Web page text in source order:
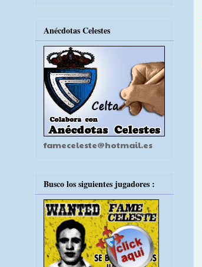
Anécdotas Celestes
fameceleste@hotmail.es
Busco los siguientes jugadores :